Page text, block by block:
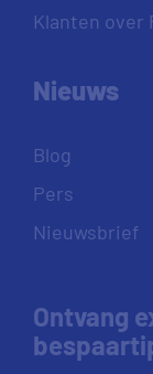
Klanten over
Nieuws
Blog
Pers
Nieuwsbrief
Ontvang